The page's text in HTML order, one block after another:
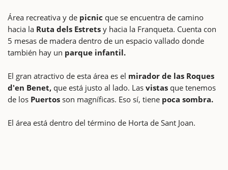
Área recreativa y de picnic que se encuentra de camino
hacia la Ruta dels Estrets y hacia la Franqueta. Cuenta con
5 mesas de madera dentro de un espacio vallado donde
también hay un parque infantil.
El gran atractivo de esta área es el mirador de las Roques
d'en Benet, que está justo al lado. Las vistas que tenemos
de los Puertos son magníficas. Eso sí, tiene poca sombra.
El área está dentro del término de Horta de Sant Joan.